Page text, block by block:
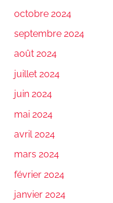
octobre 2024
septembre 2024
août 2024
juillet 2024
juin 2024
mai 2024
avril 2024
mars 2024
février 2024
janvier 2024